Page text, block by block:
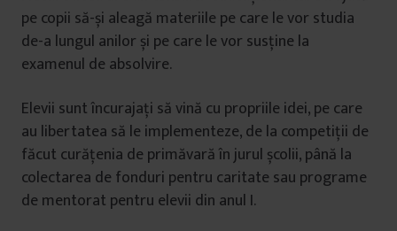
pe copii să-și aleagă materiile pe care le vor studia
de-a lungul anilor și pe care le vor susține la
examenul de absolvire.
Elevii sunt încurajați să vină cu propriile idei, pe care
au libertatea să le implementeze, de la competiții de
făcut curățenia de primăvară în jurul școlii, până la
colectarea de fonduri pentru caritate sau programe
de mentorat pentru elevii din anul I.